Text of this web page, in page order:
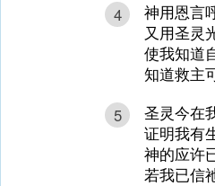
4
神用恩言
又用圣灵
使我知道
知道救主
5
圣灵今在
证明我有
神的应许
若我已信